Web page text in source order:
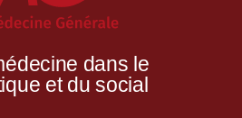
dans le
et du social